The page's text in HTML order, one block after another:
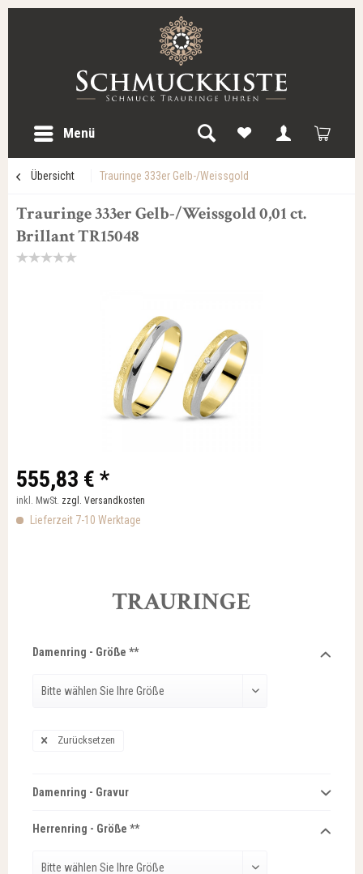
Menü
Übersicht Trauringe 333er Gelb-/Weissgold
Trauringe 333er Gelb-/Weissgold 0,01 ct.
Brillant TR15048
555,83 € *
inkl. MwSt. zzgl. Versandkosten
Lieferzeit 7-10 Werktage
TRAURINGE
Damenring - Größe **
Zurücksetzen
Damenring - Gravur
Herrenring - Größe **